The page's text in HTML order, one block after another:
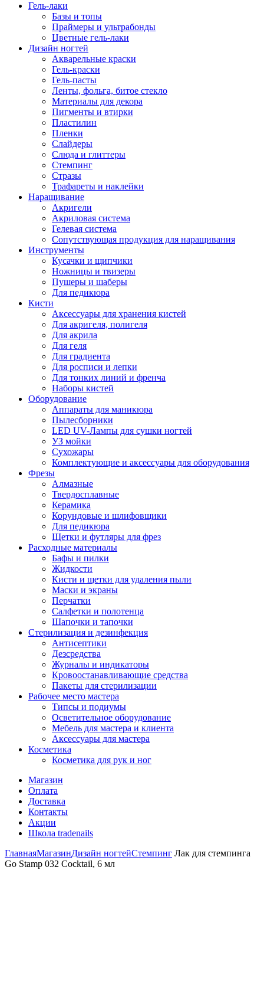
Гель-лаки
Базы и топы
Праймеры и ультрабонды
Цветные гель-лаки
Дизайн ногтей
Акварельные краски
Гель-краски
Гель-пасты
Ленты, фольга, битое стекло
Материалы для декора
Пигменты и втирки
Пластилин
Пленки
Слайдеры
Слюда и глиттеры
Стемпинг
Стразы
Трафареты и наклейки
Наращивание
Акригели
Акриловая система
Гелевая система
Сопутствующая продукция для наращивания
Инструменты
Кусачки и щипчики
Ножницы и твизеры
Пушеры и шаберы
Для педикюра
Кисти
Аксессуары для хранения кистей
Для акригеля, полигеля
Для акрила
Для геля
Для градиента
Для росписи и лепки
Для тонких линий и френча
Наборы кистей
Оборудование
Аппараты для маникюра
Пылесборники
LED UV-Лампы для сушки ногтей
УЗ мойки
Сухожары
Комплектующие и аксессуары для оборудования
Фрезы
Алмазные
Твердосплавные
Керамика
Корундовые и шлифовщики
Для педикюра
Щетки и футляры для фрез
Расходные материалы
Бафы и пилки
Жидкости
Кисти и щетки для удаления пыли
Маски и экраны
Перчатки
Салфетки и полотенца
Шапочки и тапочки
Стерилизация и дезинфекция
Антисептики
Дезсредства
Журналы и индикаторы
Кровоостанавливающие средства
Пакеты для стерилизации
Рабочее место мастера
Типсы и подиумы
Осветительное оборудование
Мебель для мастера и клиента
Аксессуары для мастера
Косметика
Косметика для рук и ног
Магазин
Оплата
Доставка
Контакты
Акции
Школа tradenails
ГлавнаяМагазинДизайн ногтейСтемпинг Лак для стемпинга
Go Stamp 032 Cocktail, 6 мл